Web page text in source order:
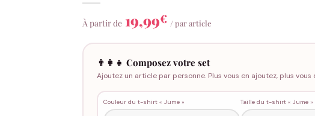
À partir de 19,99€ / par article
👨‍👩‍👧 Composez votre set
Ajoutez un article par personne. Plus vous en ajoutez, plus
Couleur du t-shirt « Jume » Taille du t-shirt « Jume »